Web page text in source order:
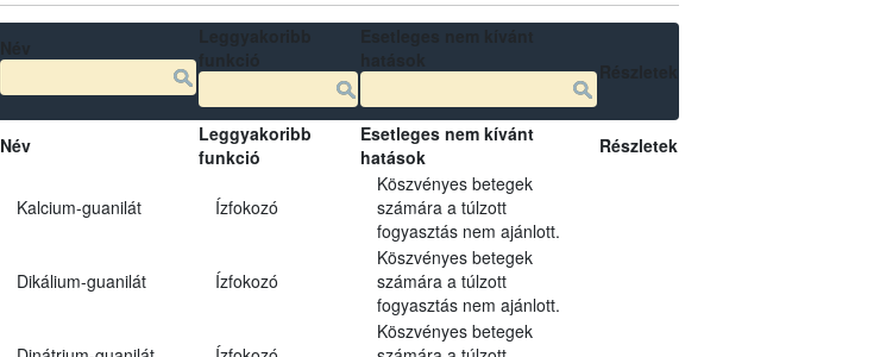
Név
Leggyakoribb
funkció
Esetleges nem kívánt
hatások
Részletek
Kalcium-guanilát Ízfokozó
Köszvényes betegek
számára a túlzott
fogyasztás nem ajánlott.
Dikálium-guanilát Ízfokozó
Köszvényes betegek
számára a túlzott
fogyasztás nem ajánlott.
Köszvényes betegek